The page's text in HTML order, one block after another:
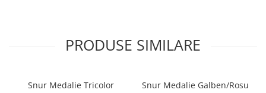
PRODUSE SIMILARE
Snur Medalie Tricolor
Snur Medalie Galben/Rosu